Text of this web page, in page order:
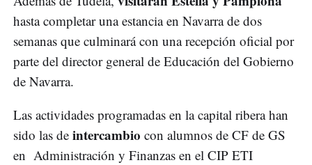
hasta completar una estancia en Navarra de dos
semanas que culminará con una recepción oficial por
parte del director general de Educación del Gobierno
de Navarra.
Las actividades programadas en la capital ribera han
sido las de intercambio con alumnos de CF de GS
en Administración y Finanzas en el CIP ETI